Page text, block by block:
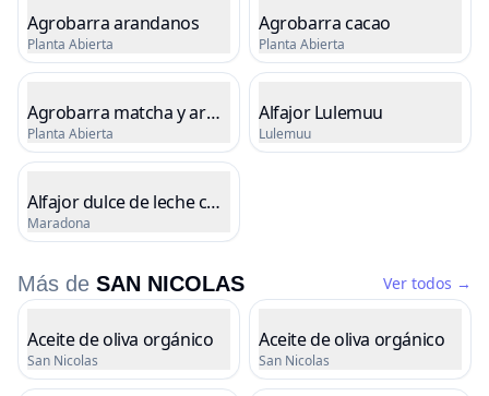
Agrobarra arandanos
Planta Abierta
Cargando precio
Agrobarra cacao
Planta Abierta
Cargando precio
Agrobarra matcha y arandanos
Planta Abierta
Cargando precio
Alfajor Lulemuu
Lulemuu
Cargando precio
Alfajor dulce de leche choco blanco
Maradona
Cargando precio
Más de SAN NICOLAS Ver todos →
Listado de productos
Aceite de oliva orgánico
San Nicolas
Cargando precio
Aceite de oliva orgánico
San Nicolas
Cargando precio